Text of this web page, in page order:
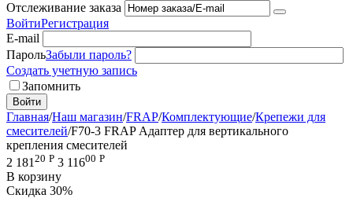
Отслеживание заказа
ВойтиРегистрация
E-mail
ПарольЗабыли пароль?
Создать учетную запись
Запомнить
Войти
Главная/Наш магазин/FRAP/Комплектующие/Крепежи для
смесителей/F70-3 FRAP Адаптер для вертикального
крепления смесителей
2 181 20 Р 3 11600 Р
В корзину
Скидка 30%